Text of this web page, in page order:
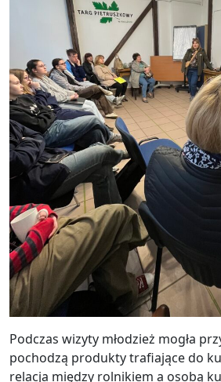
Podczas wizyty młodzież mogła
pochodzą produkty trafiające do
relacja między rolnikiem a osobą